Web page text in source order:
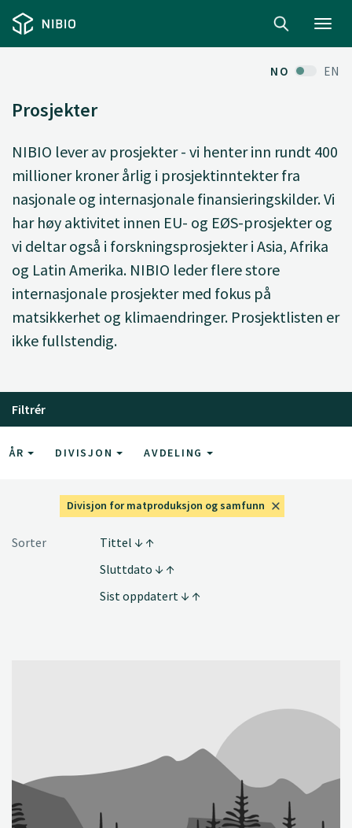
NO EN
Prosjekter
NIBIO lever av prosjekter - vi henter inn rundt 400
millioner kroner årlig i prosjektinntekter fra
nasjonale og internasjonale finansieringskilder. Vi
har høy aktivitet innen EU- og EØS-prosjekter og
vi deltar også i forskningsprosjekter i Asia, Afrika
og Latin Amerika. NIBIO leder flere store
internasjonale prosjekter med fokus på
matsikkerhet og klimaendringer. Prosjektlisten er
ikke fullstendig.
Filtrér
ÅR DIVISJON AVDELING
Divisjon for matproduksjon og samfunn
Sorter
Tittel
Sluttdato
Sist oppdatert